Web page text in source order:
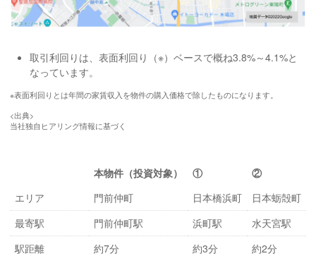
取引利回りは、表面利回り（※）ベースで概ね3.8%～4.1%と
なっています。
※表面利回りとは年間の家賃収入を物件の購入価格で除したものになります。
<出典>
当社独自ヒアリング情報に基づく
本物件（投資対象） ① ②
エリア
門前仲町 日本橋浜町 日本蛎殻町
最寄駅
門前仲町駅 浜町駅 水天宮駅
駅距離
約7分 約3分 約2分